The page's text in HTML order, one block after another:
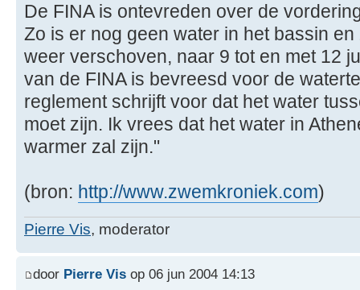
De FINA is ontevreden over de
Zo is er nog geen water in het bassin
weer verschoven, naar 9 tot en met 12
van de FINA is bevreesd voor de
reglement schrijft voor dat het water
moet zijn. Ik vrees dat het water in
warmer zal zijn."
(bron: http://www.zwemkroniek.com)
Pierre Vis, moderator
door Pierre Vis op 06 jun 2004 14:13